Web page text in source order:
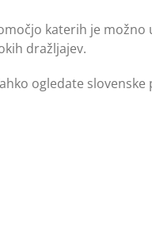
katerih je
dražljajev.
ogledate